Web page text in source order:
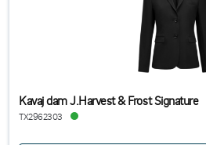
Kavaj dam J.Harvest & Frost Signature
TX2962303